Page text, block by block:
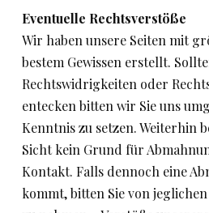
Eventuelle Rechtsverstöße
Wir haben unsere Seiten mit
bestem Gewissen erstellt.
Rechtswidrigkeiten oder
entecken bitten wir Sie uns
Kenntnis zu setzen. Weiterhin
Sicht kein Grund für
Kontakt. Falls dennoch eine
kommt, bitten Sie von